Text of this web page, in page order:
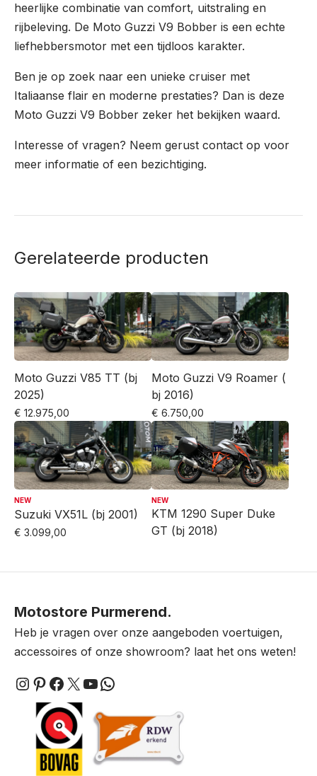
heerlijke combinatie van comfort, uitstraling en
rijbeleving. De Moto Guzzi V9 Bobber is een echte
liefhebbersmotor met een tijdloos karakter.
Ben je op zoek naar een unieke cruiser met
Italiaanse flair en moderne prestaties? Dan is deze
Moto Guzzi V9 Bobber zeker het bekijken waard.
Interesse of vragen? Neem gerust contact op voor
meer informatie of een bezichtiging.
Gerelateerde producten
Moto Guzzi V85 TT (bj
2025)
€ 12.975,00
Moto Guzzi V9 Roamer (
bj 2016)
€ 6.750,00
NEW
Suzuki VX51L (bj 2001)
€ 3.099,00
NEW
KTM 1290 Super Duke
GT (bj 2018)
Motostore Purmerend.
Heb je vragen over onze aangeboden voertuigen,
accessoires of onze showroom? laat het ons weten!
Instagram
Pinterest
Facebook
X YouTube
WhatsApp